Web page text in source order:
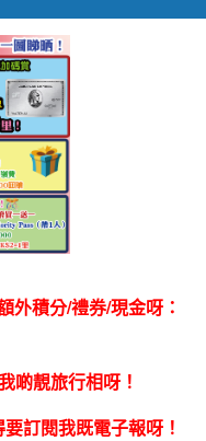
外積分/禮券/現金呀：
啲靚旅行相呀！
訂閱我既電子報呀！